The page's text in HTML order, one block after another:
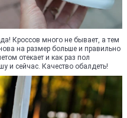
много не бывает, а тем
на размер больше и правильно
отекает и как раз пол
и сейчас. Качество обалдеть!